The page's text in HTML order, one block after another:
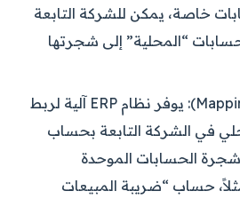
خاصة، يمكن للشركة التابعة
“المحلية” إلى شجرتها
يوفر نظام ERP آلية لربط
في الشركة التابعة بحساب
الحسابات الموحدة
حساب “ضريبة المبيعات